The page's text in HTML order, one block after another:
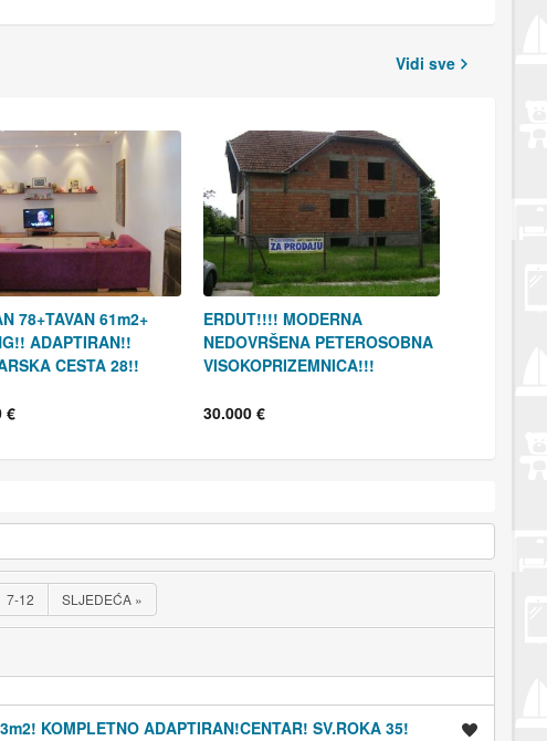
Vidi sve
78+TAVAN 61m2+
ADAPTIRAN!!
CESTA 28!!
€
ERDUT!!!! MODERNA
NEDOVRŠENA PETEROSOBNA
VISOKOPRIZEMNICA!!!
30.000 €
7-12 SLJEDEĆA »
KOMPLETNO ADAPTIRAN!CENTAR! SV.ROKA 35!